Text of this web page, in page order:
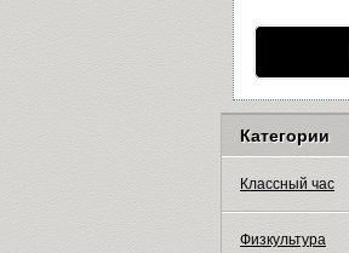
Категории
Классный час
Физкультура